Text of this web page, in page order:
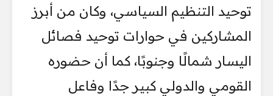
توحيد التنظيم السياسي، وكان من أبرز
المشاركين في حوارات توحيد فصائل
اليسار شمالًا وجنوبًا، كما أن حضوره
القومي والدولي كبير جدًا وفاعل